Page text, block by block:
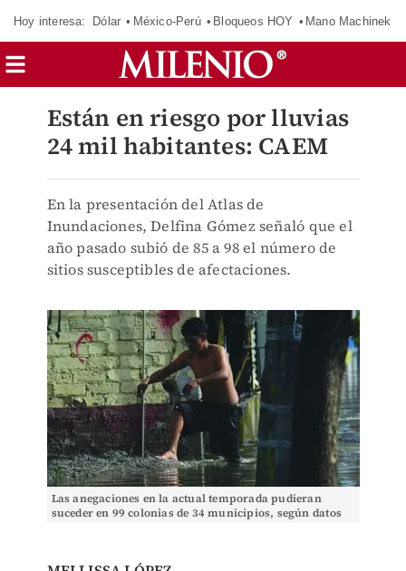
Hoy interesa: Dólar México-Perú Bloqueos HOY Mano Machinek
Están en riesgo por lluvias
24 mil habitantes: CAEM
En la presentación del Atlas de
Inundaciones, Delfina Gómez señaló que el
año pasado subió de 85 a 98 el número de
sitios susceptibles de afectaciones.
Las anegaciones en la actual temporada pudieran
suceder en 99 colonias de 34 municipios, según datos